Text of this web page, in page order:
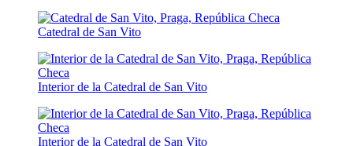
Catedral de San Vito
Interior de la Catedral de San Vito
Interior de la Catedral de San Vito